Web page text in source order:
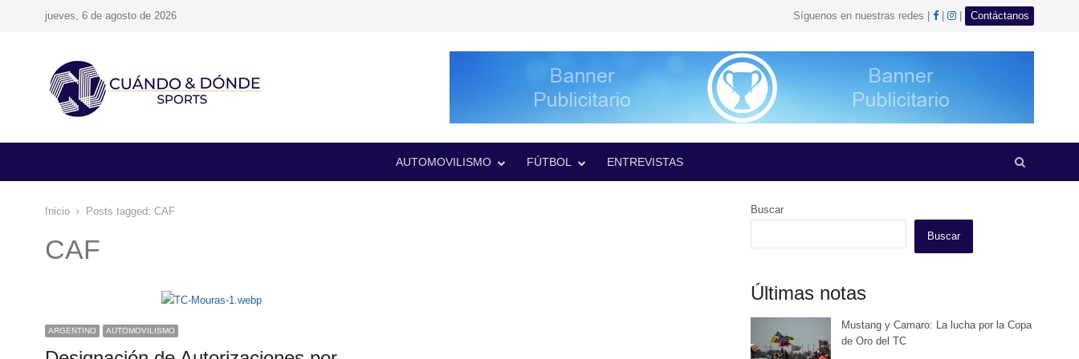
jueves, 6 de agosto de 2026 Síguenos en nuestras redes | facebook
| Instagram
Contáctanos
AUTOMOVILISMO FÚTBOL ENTREVISTAS
Inicio
Posts tagged: CAF
CAF
ARGENTINO AUTOMOVILISMO
Buscar
Buscar
Últimas notas
Mustang y Camaro: La lucha por la Copa
de Oro del TC